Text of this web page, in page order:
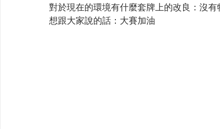
對於現在的環境有什麼套牌上的改良：沒有
想跟大家說的話：大賽加油